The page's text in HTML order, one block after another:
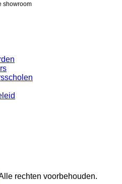
showroom
rechten voorbehouden.